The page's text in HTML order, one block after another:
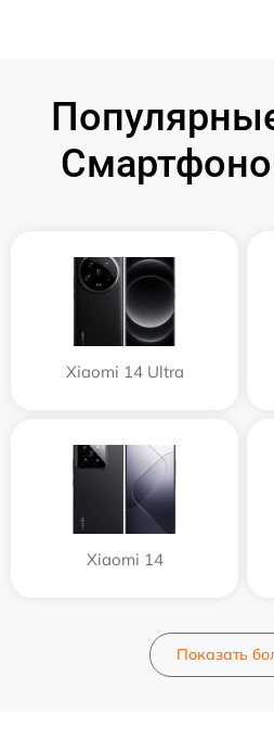
Xiaomi 14 Ultra
Xiaomi 14
Показать